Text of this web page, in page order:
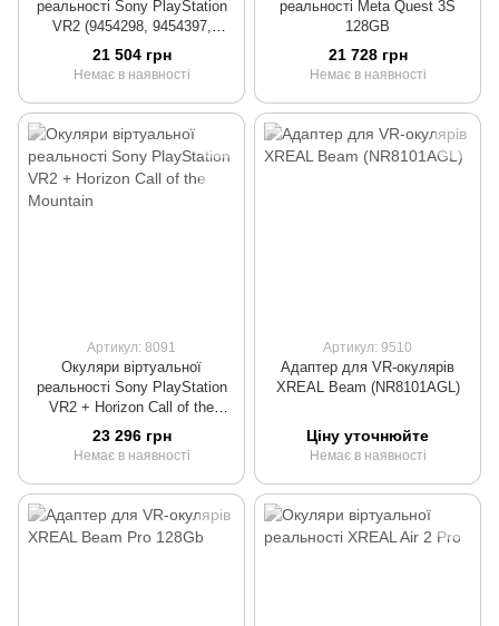
реальності Sony PlayStation
VR2 (9454298, 9454397,
975879)
21 504 грн
Немає в наявності
реальності Meta Quest 3S
128GB
21 728 грн
Немає в наявності
Артикул: 8091
Окуляри віртуальної
реальності Sony PlayStation
VR2 + Horizon Call of the
Mountain
23 296 грн
Немає в наявності
Артикул: 9510
Адаптер для VR-окулярів
XREAL Beam (NR8101AGL)
Ціну уточнюйте
Немає в наявності